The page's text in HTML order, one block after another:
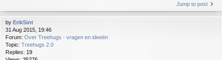
Jump to post
by ErikSint
31 Aug 2015, 19:46
Forum: Over Treehugs - vragen en ideeën
Topic: Treehugs 2.0
Replies: 19